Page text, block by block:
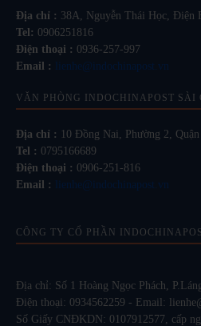
Địa chỉ : 38A, Nguyễn Thái Học, Điện
Tel: 0906251816
Điện thoại : 0936-257-997
Email :
lienhe@indochinapost.vn
VĂN PHÒNG INDOCHINAPOST SÀI
Địa chỉ : 10 Đồng Nai, Phường 2,
Tel : 0795166689
Điện thoại : 0906-251-816
Email :
lienhe@indochinapost.vn
CÔNG TY CỔ PHẦN
Địa chỉ: Số 1 Hoàng Ngọc Phách,
Điện thoại: 0934562259 - Email:
Số Giấy CNĐKDN: 0107912577, cấp